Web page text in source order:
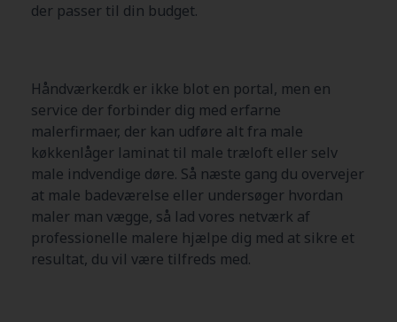
der passer til din budget.
Håndværker.dk er ikke blot en portal, men en
service der forbinder dig med erfarne
malerfirmaer, der kan udføre alt fra male
køkkenlåger laminat til male træloft eller selv
male indvendige døre. Så næste gang du overvejer
at male badeværelse eller undersøger hvordan
maler man vægge, så lad vores netværk af
professionelle malere hjælpe dig med at sikre et
resultat, du vil være tilfreds med.